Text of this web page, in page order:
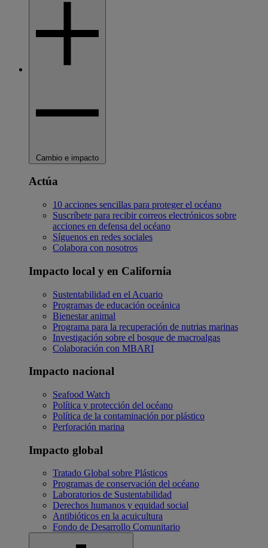
Cambio e impacto
Actúa
10 acciones sencillas para proteger el océano
Suscríbete para recibir correos electrónicos sobre
acciones en defensa del océano
Síguenos en redes sociales
Colabora con nosotros
Impacto local y en California
Sustentabilidad en el Acuario
Programas de educación oceánica
Bienestar animal
Programa para la recuperación de nutrias marinas
Investigación sobre el bosque de macroalgas
Colaboración con MBARI
Impacto nacional
Seafood Watch
Política y protección del océano
Política de la contaminación por plástico
Perforación marina
Impacto global
Tratado Global sobre Plásticos
Programas de conservación del océano
Laboratorios de Sustentabilidad
Derechos humanos y equidad social
Antibióticos en la acuicultura
Fondo de Desarrollo Comunitario